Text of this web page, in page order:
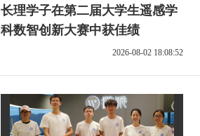
长理学子在第二届大学生遥感学
科数智创新大赛中获佳绩
2026-08-02 18:08:52